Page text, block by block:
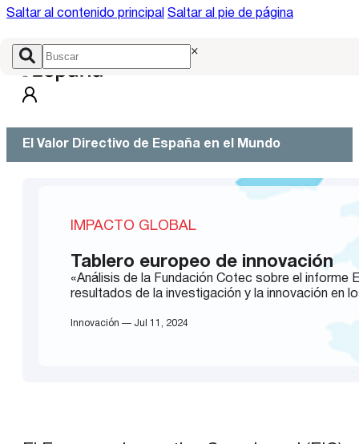
Saltar al contenido principal Saltar al pie de página
×
El Valor Directivo de España en el Mundo
IMPACTO GLOBAL
Tablero europeo de innovación
«Análisis de la Fundación Cotec sobre el informe
resultados de la investigación y la innovación en
Innovación — Jul 11, 2024